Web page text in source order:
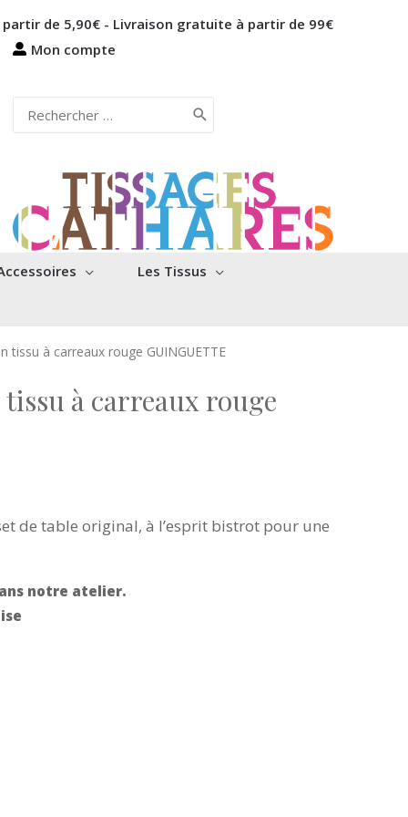
de 5,90€ - Livraison gratuite à partir de 99€
Mon compte
Les Tissus
tissu à carreaux rouge GUINGUETTE
tissu à carreaux rouge
de table original, à l’esprit bistrot pour une
notre atelier.